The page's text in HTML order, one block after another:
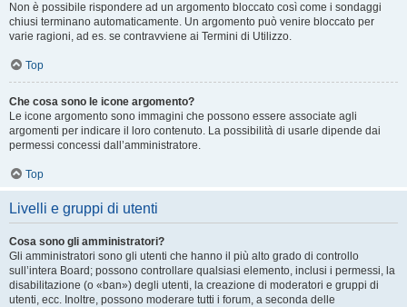
Non è possibile rispondere ad un argomento bloccato così come i sondaggi
chiusi terminano automaticamente. Un argomento può venire bloccato per
varie ragioni, ad es. se contravviene ai Termini di Utilizzo.
Top
Che cosa sono le icone argomento?
Le icone argomento sono immagini che possono essere associate agli
argomenti per indicare il loro contenuto. La possibilità di usarle dipende dai
permessi concessi dall’amministratore.
Top
Livelli e gruppi di utenti
Cosa sono gli amministratori?
Gli amministratori sono gli utenti che hanno il più alto grado di controllo
sull’intera Board; possono controllare qualsiasi elemento, inclusi i permessi, la
disabilitazione (o «ban») degli utenti, la creazione di moderatori e gruppi di
utenti, ecc. Inoltre, possono moderare tutti i forum, a seconda delle